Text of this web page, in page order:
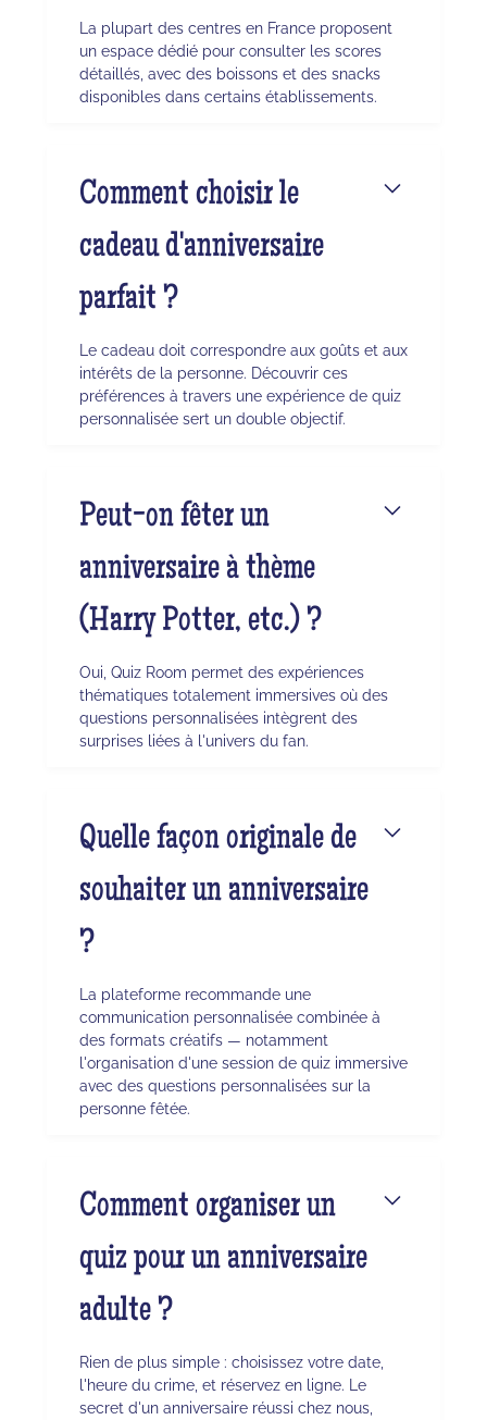
La plupart des centres en France proposent
un espace dédié pour consulter les scores
détaillés, avec des boissons et des snacks
disponibles dans certains établissements.
Comment choisir le
cadeau d'anniversaire
parfait ?
Le cadeau doit correspondre aux goûts et aux
intérêts de la personne. Découvrir ces
préférences à travers une expérience de quiz
personnalisée sert un double objectif.
Peut-on fêter un
anniversaire à thème
(Harry Potter, etc.) ?
Oui, Quiz Room permet des expériences
thématiques totalement immersives où des
questions personnalisées intègrent des
surprises liées à l'univers du fan.
Quelle façon originale de
souhaiter un anniversaire
?
La plateforme recommande une
communication personnalisée combinée à
des formats créatifs — notamment
l'organisation d'une session de quiz immersive
avec des questions personnalisées sur la
personne fêtée.
Comment organiser un
quiz pour un anniversaire
adulte ?
Rien de plus simple : choisissez votre date,
l'heure du crime, et réservez en ligne. Le
secret d'un anniversaire réussi chez nous,